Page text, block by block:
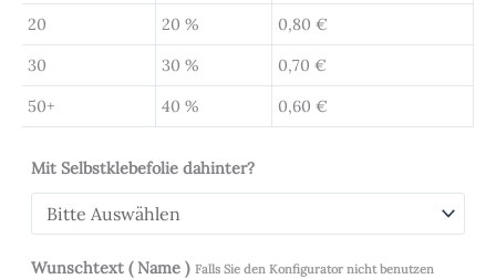
20 20 % 0,80 €
30 30 % 0,70 €
50+ 40 % 0,60 €
Mit Selbstklebefolie dahinter?
Wunschtext ( Name ) Falls Sie den Konfigurator nicht benutzen